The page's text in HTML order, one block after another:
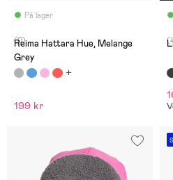
På lager
(0)
Reima Hattara Hue, Melange
Grey
199 kr